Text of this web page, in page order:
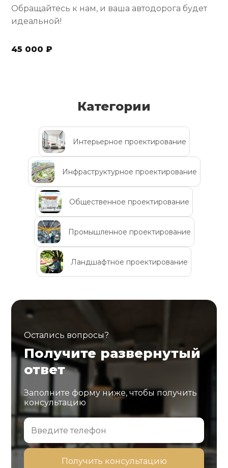
Обращайтесь к нам, и ваша автодорога будет
идеальной!
45 000 ₽
Категории
Интерьерное проектирование
Инфраструктурное проектирование
Общественное проектирование
Промышленное проектирование
Ландшафтное проектирование
Остались вопросы?
Получите развернутый
ответ
Заполните форму ниже, чтобы получить
консультацию